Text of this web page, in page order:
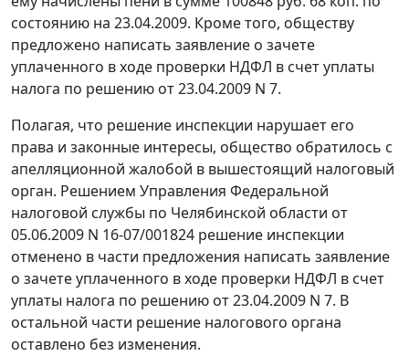
состоянию на 23.04.2009. Кроме того, обществу
предложено написать заявление о зачете
уплаченного в ходе проверки НДФЛ в счет уплаты
налога по решению от 23.04.2009 N 7.
Полагая, что решение инспекции нарушает его
права и законные интересы, общество обратилось с
апелляционной жалобой в вышестоящий налоговый
орган. Решением Управления Федеральной
налоговой службы по Челябинской области от
05.06.2009 N 16-07/001824 решение инспекции
отменено в части предложения написать заявление
о зачете уплаченного в ходе проверки НДФЛ в счет
уплаты налога по решению от 23.04.2009 N 7. В
остальной части решение налогового органа
оставлено без изменения.